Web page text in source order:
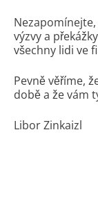
výzvy a
všechny lidi ve
Pevně věříme,
době a že vám
Libor Zinkaizl